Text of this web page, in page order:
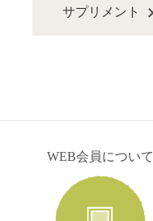
サプリメント
WEB会員について